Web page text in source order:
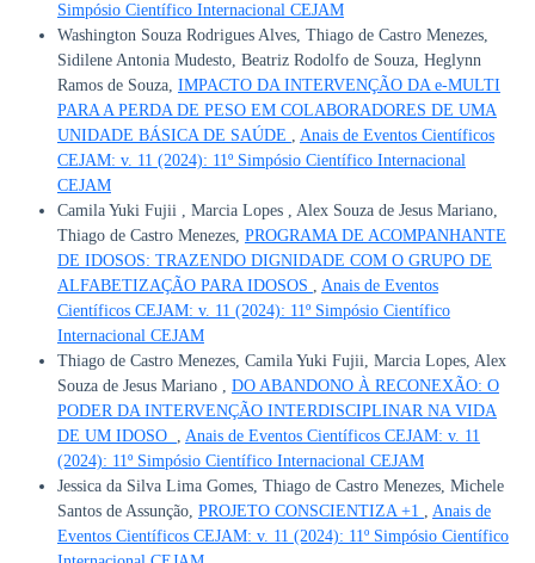
Simpósio Científico Internacional CEJAM
Washington Souza Rodrigues Alves, Thiago de Castro Menezes,
Sidilene Antonia Mudesto, Beatriz Rodolfo de Souza, Heglynn
Ramos de Souza, IMPACTO DA INTERVENÇÃO DA e-MULTI
PARA A PERDA DE PESO EM COLABORADORES DE UMA
UNIDADE BÁSICA DE SAÚDE , Anais de Eventos Científicos
CEJAM: v. 11 (2024): 11º Simpósio Científico Internacional
CEJAM
Camila Yuki Fujii , Marcia Lopes , Alex Souza de Jesus Mariano,
Thiago de Castro Menezes, PROGRAMA DE ACOMPANHANTE
DE IDOSOS: TRAZENDO DIGNIDADE COM O GRUPO DE
ALFABETIZAÇÃO PARA IDOSOS , Anais de Eventos
Científicos CEJAM: v. 11 (2024): 11º Simpósio Científico
Internacional CEJAM
Thiago de Castro Menezes, Camila Yuki Fujii, Marcia Lopes, Alex
Souza de Jesus Mariano , DO ABANDONO À RECONEXÃO: O
PODER DA INTERVENÇÃO INTERDISCIPLINAR NA VIDA
DE UM IDOSO , Anais de Eventos Científicos CEJAM: v. 11
(2024): 11º Simpósio Científico Internacional CEJAM
Jessica da Silva Lima Gomes, Thiago de Castro Menezes, Michele
Santos de Assunção, PROJETO CONSCIENTIZA +1 , Anais de
Eventos Científicos CEJAM: v. 11 (2024): 11º Simpósio Científico